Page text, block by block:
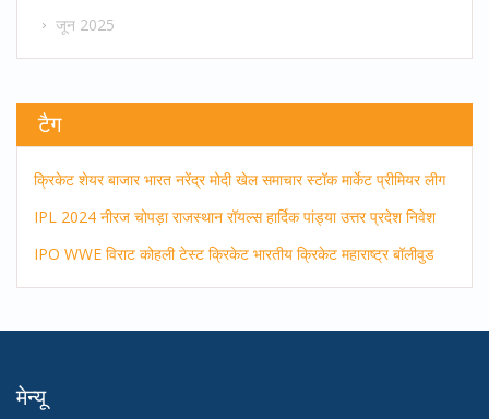
जून 2025
टैग
क्रिकेट शेयर बाजार भारत नरेंद्र मोदी खेल समाचार स्टॉक मार्केट प्रीमियर लीग
IPL 2024 नीरज चोपड़ा राजस्थान रॉयल्स हार्दिक पांड्या उत्तर प्रदेश निवेश
IPO WWE विराट कोहली टेस्ट क्रिकेट भारतीय क्रिकेट महाराष्ट्र बॉलीवुड
मेन्यू